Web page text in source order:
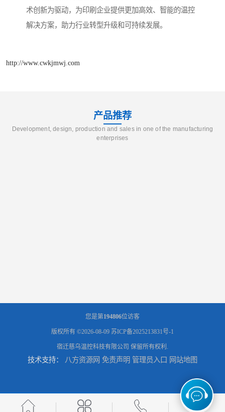
术创新为驱动，为印刷企业提供更加高效、智能的温控
解决方案，助力行业转型升级和可持续发展。
http://www.cwkjmwj.com
产品推荐
Development, design, production and sales in one of the manufacturing
enterprises
您是第194806位访客
版权所有 ©2026-08-09 苏ICP备2025213831号-1
宿迁慈乌温控科技有限公司 保留所有权利.
技术支持： 八方资源网 免责声明 管理员入口 网站地图